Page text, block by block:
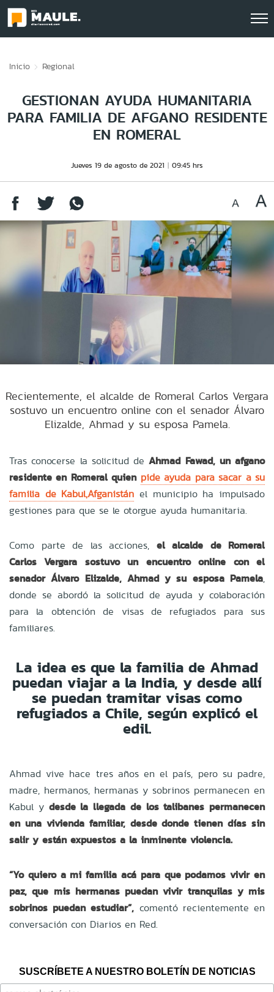
Inicio Regional
GESTIONAN AYUDA HUMANITARIA
PARA FAMILIA DE AFGANO RESIDENTE
EN ROMERAL
Jueves 19 de agosto de 2021 09:45 hrs
Recientemente, el alcalde de Romeral Carlos Vergara
sostuvo un encuentro online con el senador Álvaro
Elizalde, Ahmad y su esposa Pamela.
Tras conocerse la solicitud deAhmad Fawad, un afgano
residente en Romeral quien pide ayuda para sacar a su
familia de Kabul,Afganistán el municipio ha impulsado
gestiones para que se le otorgue ayuda humanitaria.
Como parte de las acciones, el alcalde de Romeral
Carlos Vergara sostuvo un encuentro online con el
senador Álvaro Elizalde, Ahmad y su esposa Pamela,
donde se abordó la solicitud de ayuda y colaboración
para la obtención de visas de refugiados para sus
familiares.
La idea es que la familia de Ahmad
puedan viajar a la India, y desde allí
se puedan tramitar visas como
refugiados a Chile, según explicó el
edil.
Ahmad vive hace tres años en el país, pero su padre,
madre, hermanos, hermanas y sobrinos permanecen en
Kabul y desde la llegada de los talibanes permanecen
en una vivienda familiar, desde donde tienen días sin
salir y están expuestos a la inminente violencia.
“Yo quiero a mi familia acá para que podamos vivir en
paz, que mis hermanas puedan vivir tranquilas y mis
sobrinos puedan estudiar”, comentó recientemente en
conversación con Diarios en Red.
SUSCRÍBETE A NUESTRO BOLETÍN DE NOTICIAS